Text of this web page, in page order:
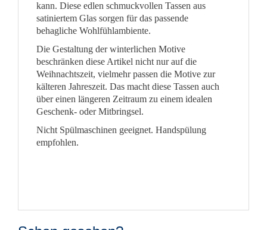
kann. Diese edlen schmuckvollen Tassen aus
satiniertem Glas sorgen für das passende
behagliche Wohlfühlambiente.
Die Gestaltung der winterlichen Motive
beschränken diese Artikel nicht nur auf die
Weihnachtszeit, vielmehr passen die Motive zur
kälteren Jahreszeit. Das macht diese Tassen auch
über einen längeren Zeitraum zu einem idealen
Geschenk- oder Mitbringsel.
Nicht Spülmaschinen geeignet. Handspülung
empfohlen.